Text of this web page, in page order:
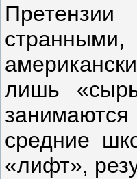
лишь
средние
«лифт»,